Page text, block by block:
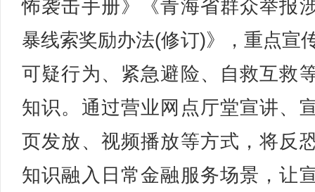
怖袭击手册》《青海省群众举报
暴线索奖励办法(修订)》，重点宣
可疑行为、紧急避险、自救互救
知识。通过营业网点厅堂宣讲、
页发放、视频播放等方式，将反
知识融入日常金融服务场景，让